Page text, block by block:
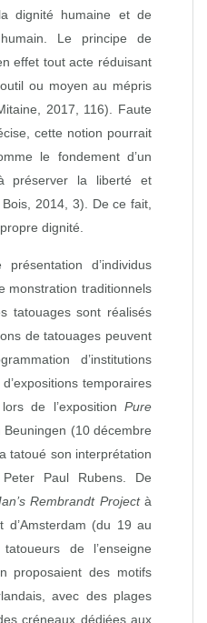
dignité humaine et de
Le principe de
effet tout acte réduisant
ou moyen au mépris
2017, 116). Faute
cette notion pourrait
le fondement d’un
préserver la liberté et
Bois, 2014, 3). De ce fait,
dignité.
d’individus
monstration traditionnels
tatouages sont réalisés
de tatouages peuvent
d’institutions
temporaires
de l’exposition Pure
Beuningen (10 décembre
tatoué son interprétation
Paul Rubens. De
Rembrandt Projectà
d’Amsterdam (du 19 au
de l’enseigne
proposaient des motifs
avec des plages
créneaux dédiées aux